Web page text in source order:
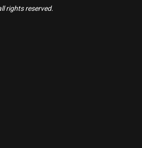
rights reserved.